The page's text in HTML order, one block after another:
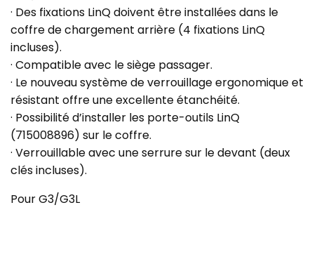
· Des fixations LinQ doivent être installées dans le
coffre de chargement arrière (4 fixations LinQ
incluses).
· Compatible avec le siège passager.
· Le nouveau système de verrouillage ergonomique et
résistant offre une excellente étanchéité.
· Possibilité d’installer les porte-outils LinQ
(715008896) sur le coffre.
· Verrouillable avec une serrure sur le devant (deux
clés incluses).
Pour G3/G3L